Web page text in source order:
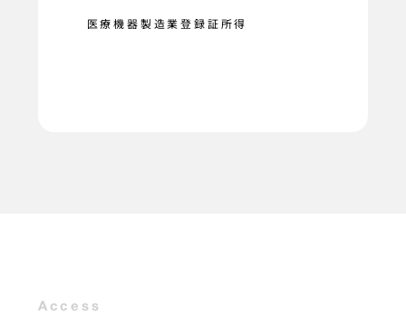
医療機器製造業登録証所得
A c c e s s